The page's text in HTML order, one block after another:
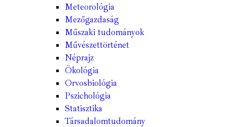
Meteorológia
Mezőgazdaság
Műszaki tudományok
Művészettörténet
Néprajz
Ökológia
Orvosbiológia
Pszichológia
Statisztika
Társadalomtudomány